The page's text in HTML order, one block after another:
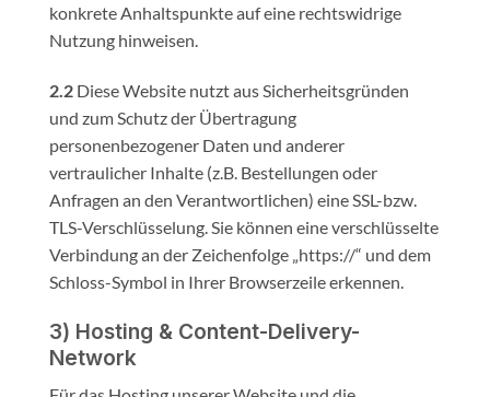
konkrete Anhaltspunkte auf eine rechtswidrige
Nutzung hinweisen.
2.2 Diese Website nutzt aus Sicherheitsgründen
und zum Schutz der Übertragung
personenbezogener Daten und anderer
vertraulicher Inhalte (z.B. Bestellungen oder
Anfragen an den Verantwortlichen) eine SSL-bzw.
TLS-Verschlüsselung. Sie können eine verschlüsselte
Verbindung an der Zeichenfolge „https://“ und dem
Schloss-Symbol in Ihrer Browserzeile erkennen.
3) Hosting & Content-Delivery-
Network